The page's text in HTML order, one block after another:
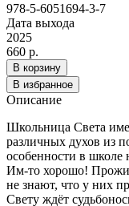
978-5-6051694-3-7
Дата выхода
2025
660 р.
В корзину
В избранное
Описание
Школьница Света
различных духов из
особенности в школе
Им-то хорошо!
не знают, что у них
Свету ждёт